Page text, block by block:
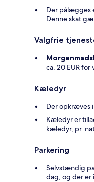
Der pålægges
Denne skat
Valgfrie
ca. 20 EUR for
Kæledyr
Der opkræves
Kæledyr er
kæledyr, pr.
Parkering
Selvstændig
dag, og der er